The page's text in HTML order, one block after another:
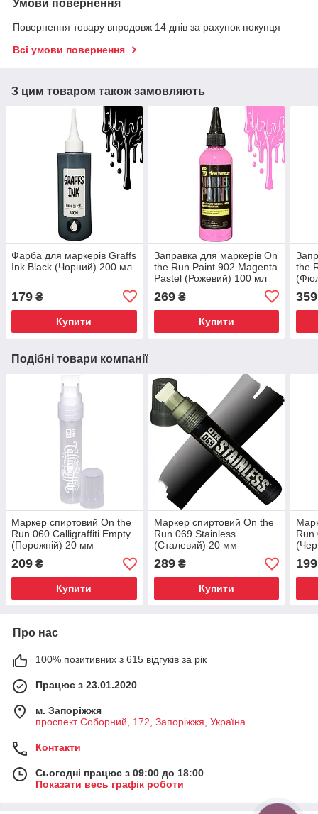
Умови повернення
Повернення товару впродовж 14 днів за рахунок покупця
Всі умови повернення
З цим товаром також замовляють
Фарба для маркерів Graffs
Ink Black (Чорний) 200 мл
179 ₴
Купити
Заправка для маркерів On
the Run Paint 902 Magenta
Pastel (Рожевий) 100 мл
269₴
Купити
the
359
Подібні товари компанії
Маркер спиртовий On the
Run 060 Calligraffiti Empty
(Порожній) 20 мм
209 ₴
Купити
Маркер спиртовий On the
Run 069 Stainless
(Сталевий) 20 мм
289₴
Купити
Run
199
Про нас
100% позитивних з 615 відгуків за рік
Працює з 23.01.2020
м. Запоріжжя
проспект Соборний, 172, Запоріжжя, Україна
Контакти
Сьогодні працює з 09:00 до 18:00
Показати весь графік роботи